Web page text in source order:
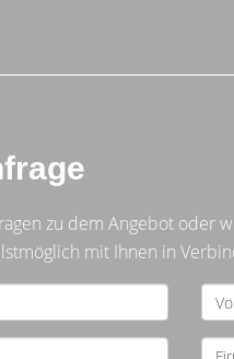
zu dem Angebot oder
mit Ihnen in